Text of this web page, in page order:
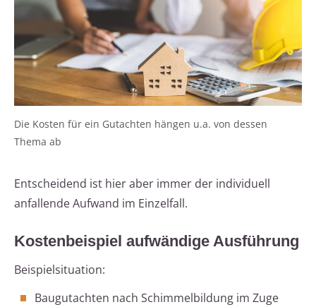
Die Kosten für ein Gutachten hängen u.a. von dessen
Thema ab
Entscheidend ist hier aber immer der individuell
anfallende Aufwand im Einzelfall.
Kostenbeispiel aufwändige Ausführung
Beispielsituation:
Baugutachten nach Schimmelbildung im Zuge